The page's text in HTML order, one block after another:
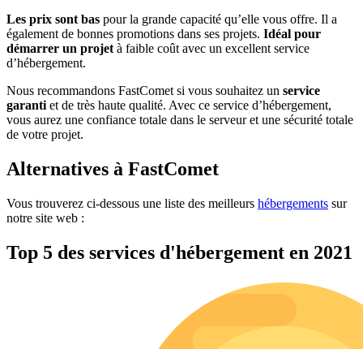
Les prix sont bas pour la grande capacité qu’elle vous offre. Il a
également de bonnes promotions dans ses projets. Idéal pour
démarrer un projet à faible coût avec un excellent service
d’hébergement.
Nous recommandons FastComet si vous souhaitez un service
garanti et de très haute qualité. Avec ce service d’hébergement,
vous aurez une confiance totale dans le serveur et une sécurité totale
de votre projet.
Alternatives à FastComet
Vous trouverez ci-dessous une liste des meilleurs hébergements sur
notre site web :
Top 5 des services d'hébergement en 2021